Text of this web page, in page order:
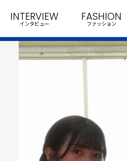
INTERVIEW
インタビュー
FASHION
ファッション